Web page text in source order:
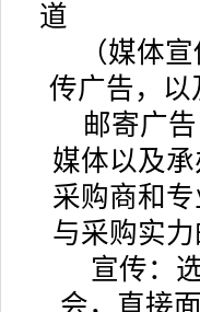
道
（媒体
传广告，
邮寄广
媒体以及
采购商和
与采购实力
宣传：